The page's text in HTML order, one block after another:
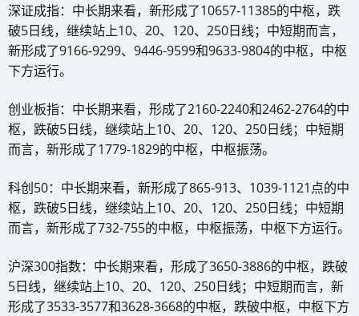
深证成指：中长期来看，新形成了10657-11385的中枢，跌
破5日线，继续站上10、20、120、250日线；中短期而言，
新形成了9166-9299、9446-9599和9633-9804的中枢，中枢
下方运行。
创业板指：中长期来看，形成了2160-2240和2462-2764的中
枢，跌破5日线，继续站上10、20、120、250日线；中短期
而言，新形成了1779-1829的中枢，中枢振荡。
科创50：中长期来看，新形成了865-913、1039-1121点的中
枢，跌破5日线，继续站上10、20、120、250日线；中短期
而言，新形成了732-755的中枢，中枢振荡，中枢下方运行。
沪深300指数：中长期来看，形成了3650-3886的中枢，跌破
5日线，继续站上10、20、120、250日线；中短期而言，新
形成了3533-3577和3628-3668的中枢，跌破中枢，中枢下方